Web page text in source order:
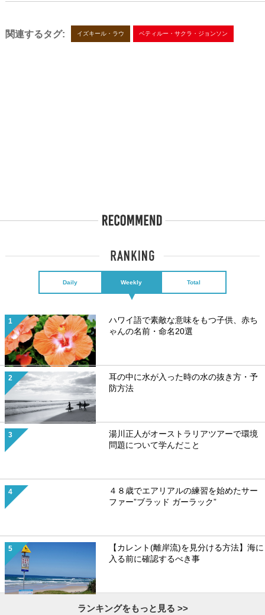
関連するタグ: イズキール・ラウ ベティルー・サクラ・ジョンソン
Daily Weekly Total
ハワイ語で素敵な意味をもつ子供、赤ち
ゃんの名前・命名20選
耳の中に水が入った時の水の抜き方・予
防方法
湯川正人がオーストラリアツアーで環境
問題について学んだこと
４８歳でエアリアルの練習を始めたサー
ファー”ブラッド ガーラック”
【カレント(離岸流)を見分ける方法】海に
入る前に確認するべき事
ランキングをもっと見る >>